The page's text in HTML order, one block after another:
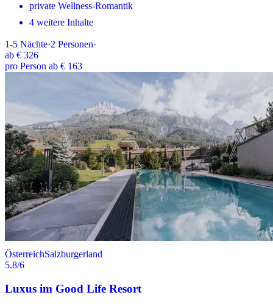
private Wellness-Romantik
4 weitere Inhalte
1-5 Nächte·2 Personen·
ab € 326
pro Person ab € 163
ÖsterreichSalzburgerland
5.8/6
Luxus im Good Life Resort